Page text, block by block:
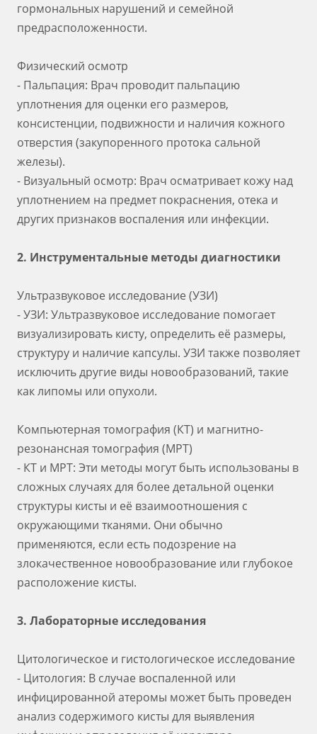
гормональных нарушений и семейной
предрасположенности.
Физический осмотр
- Пальпация: Врач проводит пальпацию
уплотнения для оценки его размеров,
консистенции, подвижности и наличия кожного
отверстия (закупоренного протока сальной
железы).
- Визуальный осмотр: Врач осматривает кожу над
уплотнением на предмет покраснения, отека и
других признаков воспаления или инфекции.
2. Инструментальные методы диагностики
Ультразвуковое исследование (УЗИ)
- УЗИ: Ультразвуковое исследование помогает
визуализировать кисту, определить её размеры,
структуру и наличие капсулы. УЗИ также позволяет
исключить другие виды новообразований, такие
как липомы или опухоли.
Компьютерная томография (КТ) и магнитно-
резонансная томография (МРТ)
- КТ и МРТ: Эти методы могут быть использованы в
сложных случаях для более детальной оценки
структуры кисты и её взаимоотношения с
окружающими тканями. Они обычно
применяются, если есть подозрение на
злокачественное новообразование или глубокое
расположение кисты.
3. Лабораторные исследования
Цитологическое и гистологическое исследование
- Цитология: В случае воспаленной или
инфицированной атеромы может быть проведен
анализ содержимого кисты для выявления